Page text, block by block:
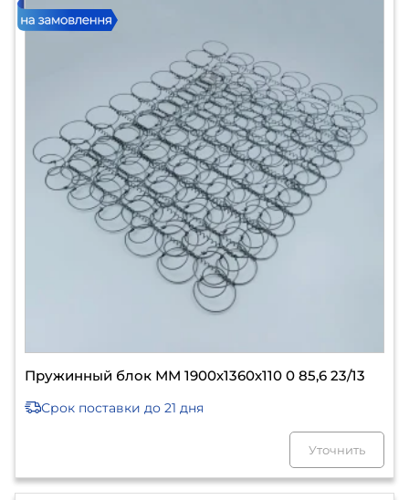
Пружинный блок ММ 1900х1360х110 0 85,6 23/13
Срок поставки до 21 дня
Уточнить